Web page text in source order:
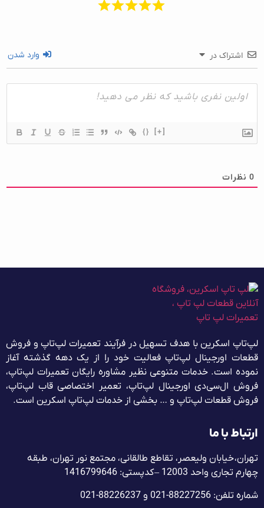
اشتراک در وارد شدن
{} [+]
0 نظرات
لپ‌تاپ اسکرین با هدف تسهیل در فرآیند تعمیرات لپ‌تاپ و فروش
قطعات اورجینال لپ‌تاپ فعالیت خود را از یک دهه گذشته آغاز
نموده است. خدمات متنوعی نظیر مشاوره رایگان تعمیرات لپ‌تاپ،
فروش ال‌سی‌دی اورجینال لپ‌تاپ، تعمیر اختصاصی قاب لپ‌تاپ،
فروش قطعات لپ‌تاپ و … بخشی از خدمات لپ‌تاپ اسکرین است.
ارتباط با ما
تهران، خیابان ولیعصر، تقاطع طالقانی، مجتمع نور تهران، طبقه
چهارم تجاری واحد 12003 – کدپستی: 1416799646
شماره تلفن: 88227256-021 و 88226237-021